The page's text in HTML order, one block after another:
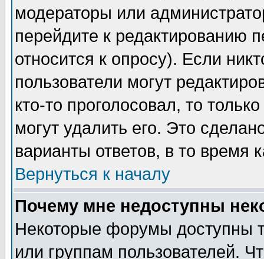
модераторы или
перейдите к редактированию
относится к опросу). Если
пользователи могут
кто-то проголосовал, то
могут удалить его. Это
варианты ответов, в то время
Вернуться к началу
Почему мне недоступны
Некоторые форумы доступны
или группам пользователей.